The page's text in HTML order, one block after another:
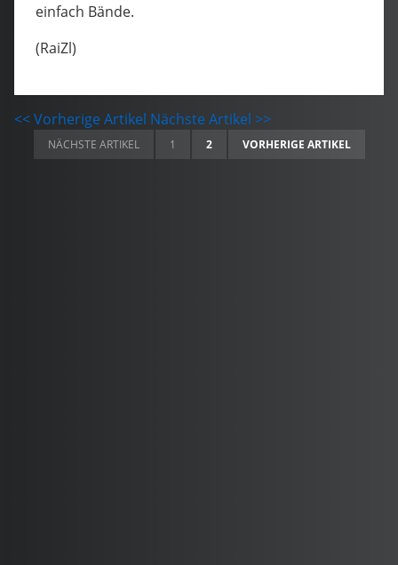
einfach Bände.
(RaiZl)
<< Vorherige Artikel Nächste Artikel >>
NÄCHSTE ARTIKEL 1 2 VORHERIGE ARTIKEL